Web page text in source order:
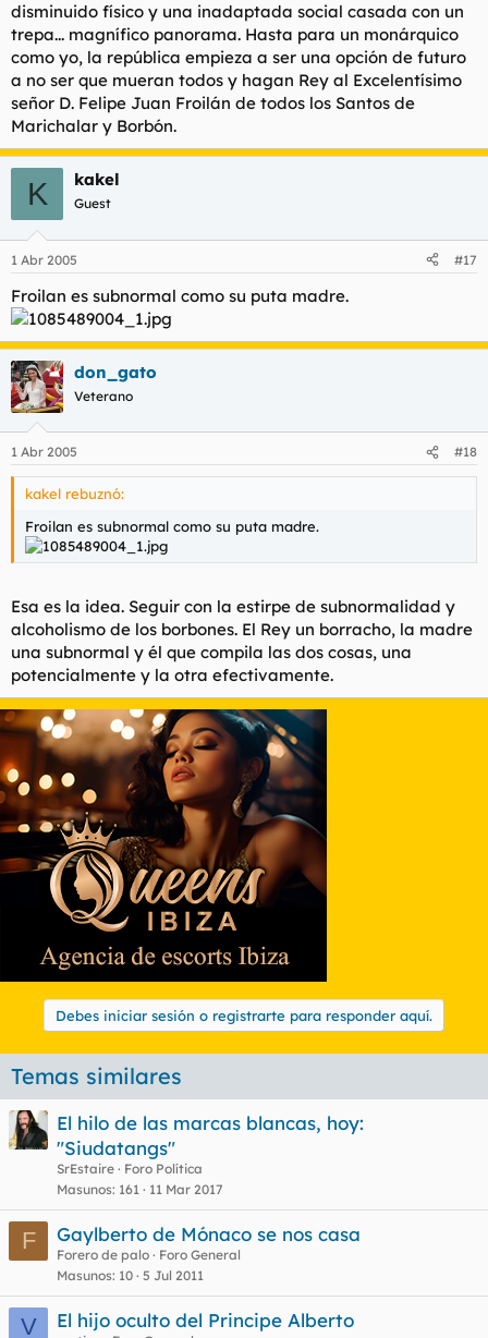
disminuido físico y una inadaptada social casada con un
trepa... magnífico panorama. Hasta para un monárquico
como yo, la república empieza a ser una opción de futuro
a no ser que mueran todos y hagan Rey al Excelentísimo
señor D. Felipe Juan Froilán de todos los Santos de
Marichalar y Borbón.
K kakel
Guest
1 Abr 2005 #17
Froilan es subnormal como su puta madre.
don_gato
Veterano
1 Abr 2005 #18
kakel rebuznó:
Froilan es subnormal como su puta madre.
Esa es la idea. Seguir con la estirpe de subnormalidad y
alcoholismo de los borbones. El Rey un borracho, la madre
una subnormal y él que compila las dos cosas, una
potencialmente y la otra efectivamente.
Debes iniciar sesión o registrarte para responder aquí.
Temas similares
El hilo de las marcas blancas, hoy:
"Siudatangs"
SrEstaire
Foro Política
Masunos 161 11 Mar 2017
F Gaylberto de Mónaco se nos casa
Forero de palo
Foro General
Masunos 10 5 Jul 2011
V El hijo oculto del Principe Alberto